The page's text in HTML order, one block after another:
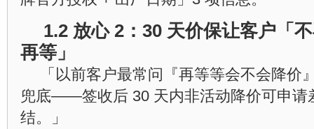
1.2 放心 2：30 天价保让客户「
再等」
「以前客户最常问『再等等会不会降价
兜底——签收后 30 天内非活动降价可申请
结。」